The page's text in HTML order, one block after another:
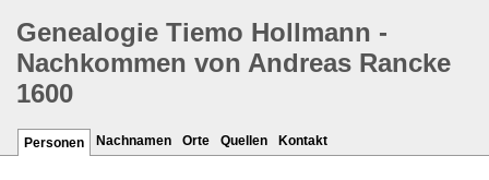
Genealogie Tiemo Hollmann -
Nachkommen von Andreas Rancke
1600
Personen Nachnamen Orte Quellen Kontakt